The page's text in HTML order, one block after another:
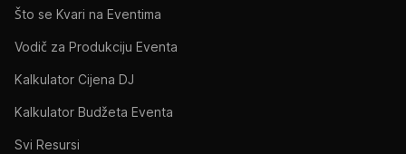
Što se Kvari na Eventima
Vodič za Produkciju Eventa
Kalkulator Cijena DJ
Kalkulator Budžeta Eventa
Svi Resursi